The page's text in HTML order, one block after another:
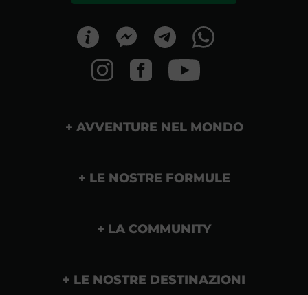
AVVENTURE NEL MONDO
LE NOSTRE FORMULE
LA COMMUNITY
LE NOSTRE DESTINAZIONI